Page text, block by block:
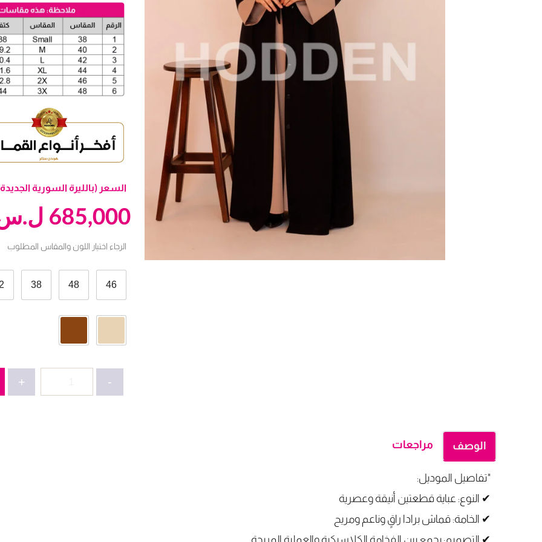
السعر (بالليرة السورية
685,000
الرجاء اختيار اللون والمقاس المطلوب
46
48
38
-
+
الوصف مراجعات
"تفاصيل الموديل:
✔ النوع: عباية قطعتين أنيقة وعصرية
✔ الخامة: قماش برادا راقٍ وناعم ومريح
✔ التصميم: يجمع بين الفخامة الكلاسيكية والعملية المريحة